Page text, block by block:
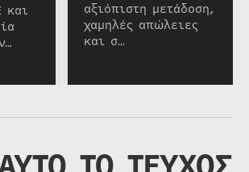
και
αξιόπιστη μετάδοση,
χαμηλές απώλειες
και σ…